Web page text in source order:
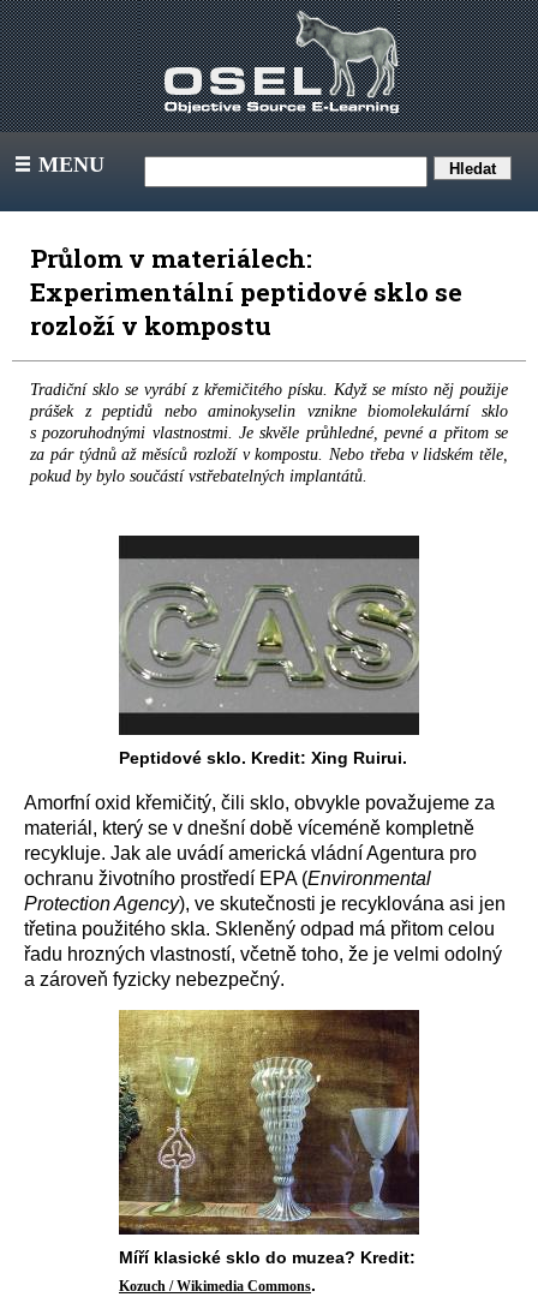
III MENU
Průlom v materiálech:
Experimentální peptidové sklo se
rozloží v kompostu
Tradiční sklo se vyrábí z křemičitého písku. Když se místo něj použije
prášek z peptidů nebo aminokyselin vznikne biomolekulární sklo
s pozoruhodnými vlastnostmi. Je skvěle průhledné, pevné a přitom se
za pár týdnů až měsíců rozloží v kompostu. Nebo třeba v lidském těle,
pokud by bylo součástí vstřebatelných implantátů.
Peptidové sklo. Kredit: Xing Ruirui.
Amorfní oxid křemičitý, čili sklo, obvykle považujeme za
materiál, který se v dnešní době víceméně kompletně
recykluje. Jak ale uvádí americká vládní Agentura pro
ochranu životního prostředí EPA (Environmental
Protection Agency), ve skutečnosti je recyklována asi jen
třetina použitého skla. Skleněný odpad má přitom celou
řadu hrozných vlastností, včetně toho, že je velmi odolný
a zároveň fyzicky nebezpečný.
Míří klasické sklo do muzea? Kredit:
Kozuch / Wikimedia Commons.